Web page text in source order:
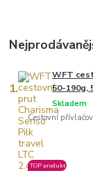
1.
WFT
50-190g,
Cestovní
Skladem
TOP produkt